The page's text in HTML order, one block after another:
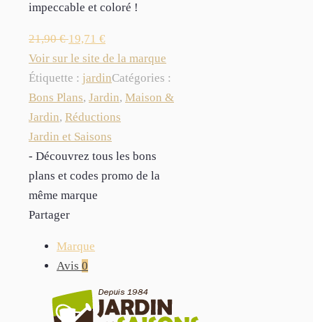
impeccable et coloré !
21,90€ 19,71 €
Voir sur le site de la marque
Étiquette : jardinCatégories :
Bons Plans, Jardin, Maison &
Jardin, Réductions
Jardin et Saisons
- Découvrez tous les bons
plans et codes promo de la
même marque
Partager
Marque
Avis 0